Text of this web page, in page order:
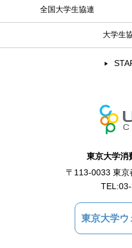
全国大学生協連
大学生
東京大学消
〒113-0033 東
TEL:
東京大学ウ